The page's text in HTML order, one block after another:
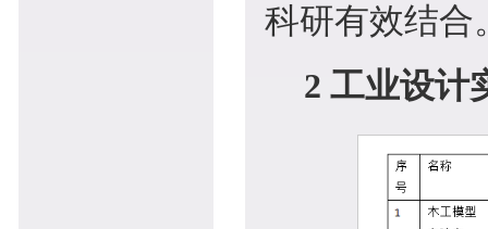
科研有效结合
2 工业设计